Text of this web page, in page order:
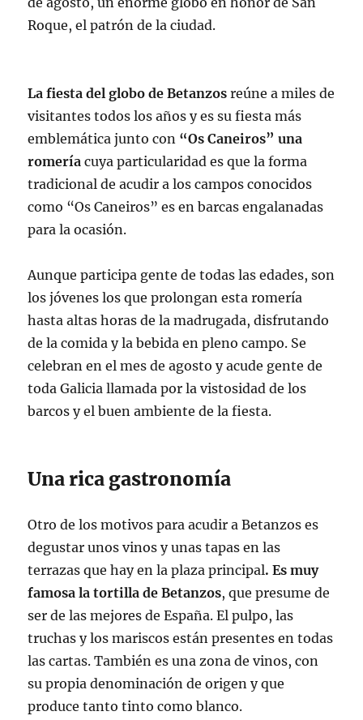
Roque, el patrón de la ciudad.
La fiesta del globo de Betanzos reúne a miles de
visitantes todos los años y es su fiesta más
emblemática junto con “Os Caneiros” una
romería cuya particularidad es que la forma
tradicional de acudir a los campos conocidos
como “Os Caneiros” es en barcas engalanadas
para la ocasión.
Aunque participa gente de todas las edades, son
los jóvenes los que prolongan esta romería
hasta altas horas de la madrugada, disfrutando
de la comida y la bebida en pleno campo. Se
celebran en el mes de agosto y acude gente de
toda Galicia llamada por la vistosidad de los
barcos y el buen ambiente de la fiesta.
Una rica gastronomía
Otro de los motivos para acudir a Betanzos es
degustar unos vinos y unas tapas en las
terrazas que hay en la plaza principal. Es muy
famosa la tortilla de Betanzos, que presume de
ser de las mejores de España. El pulpo, las
truchas y los mariscos están presentes en todas
las cartas. También es una zona de vinos, con
su propia denominación de origen y que
produce tanto tinto como blanco.